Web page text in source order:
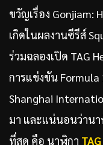
ขวัญเรื่อง Gonjiam:
เกิดในผลงานซีรีส์
ร่วมฉลองเปิด TAG
การแข่งขัน Formula
Shanghai
มา และแน่นอนว่าน
ที่สุด คือ นาฬิกา